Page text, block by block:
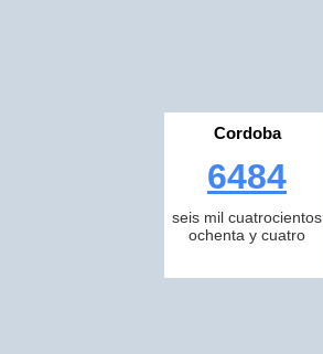
Cordoba
6484
seis mil cuatrocientos
ochenta y cuatro